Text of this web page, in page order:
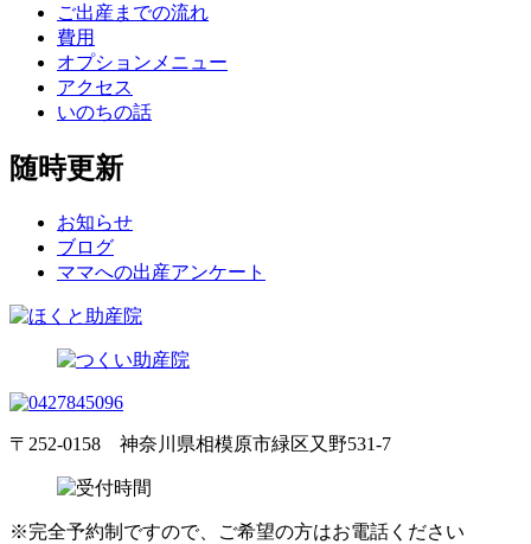
ご出産までの流れ
費用
オプションメニュー
アクセス
いのちの話
随時更新
お知らせ
ブログ
ママへの出産アンケート
〒252-0158 神奈川県相模原市緑区又野531-7
※完全予約制ですので、ご希望の方はお電話ください